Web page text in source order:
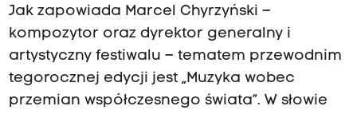
Jak zapowiada Marcel Chyrzyński –
kompozytor oraz dyrektor generalny i
artystyczny festiwalu – tematem przewodnim
tegorocznej edycji jest „Muzyka wobec
przemian współczesnego świata”. W słowie